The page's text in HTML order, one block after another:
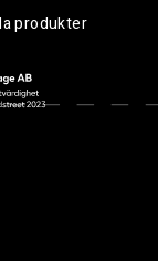
produkter